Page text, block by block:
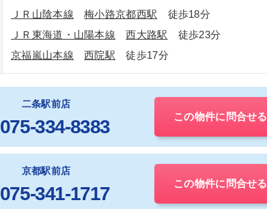
ＪＲ山陰本線
梅小路京都西駅 徒歩18分
ＪＲ東海道・山陽本線
西大路駅 徒歩23分
京福嵐山本線
西院駅 徒歩17分
二条駅前店
075-334-8383 この物件に問合せる
京都駅前店
075-341-1717 この物件に問合せる